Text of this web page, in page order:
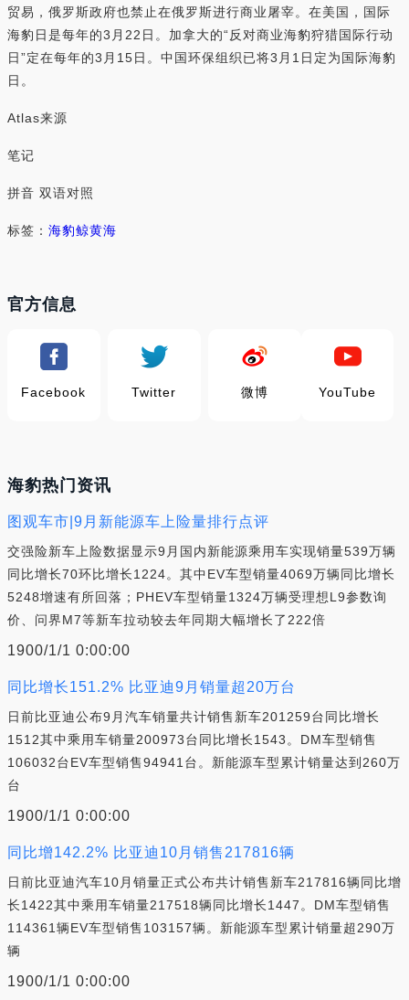
贸易，俄罗斯政府也禁止在俄罗斯进行商业屠宰。在美国，国际
海豹日是每年的3月22日。加拿大的“反对商业海豹狩猎国际行动
日”定在每年的3月15日。中国环保组织已将3月1日定为国际海豹
日。
Atlas来源
笔记
拼音 双语对照
标签： 海豹鲸黄海
官方信息
Facebook Twitter 微博 YouTube
海豹热门资讯
图观车市|9月新能源车上险量排行点评
交强险新车上险数据显示9月国内新能源乘用车实现销量539万辆
同比增长70环比增长1224。其中EV车型销量4069万辆同比增长
5248增速有所回落；PHEV车型销量1324万辆受理想L9参数询
价、问界M7等新车拉动较去年同期大幅增长了222倍
1900/1/1 0:00:00
同比增长151.2% 比亚迪9月销量超20万台
日前比亚迪公布9月汽车销量共计销售新车201259台同比增长
1512其中乘用车销量200973台同比增长1543。DM车型销售
106032台EV车型销售94941台。新能源车型累计销量达到260万
台
1900/1/1 0:00:00
同比增142.2% 比亚迪10月销售217816辆
日前比亚迪汽车10月销量正式公布共计销售新车217816辆同比增
长1422其中乘用车销量217518辆同比增长1447。DM车型销售
114361辆EV车型销售103157辆。新能源车型累计销量超290万
辆
1900/1/1 0:00:00